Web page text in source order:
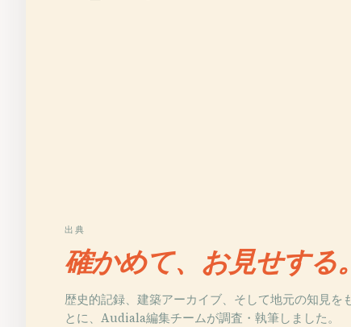
出典
確かめて、お見せする。
歴史的記録、建築アーカイブ、そして地元の知見を
とに、Audiala編集チームが調査・執筆しました。